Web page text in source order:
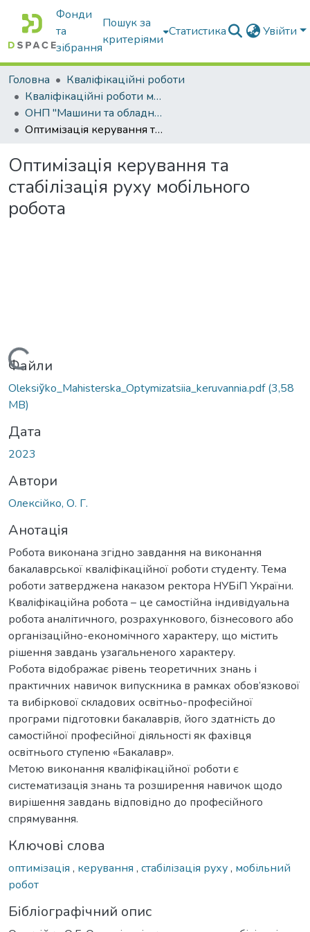
Фонди
та
зібрання
Пошук за
критеріями
Статистика Увійти
Головна
Кваліфікаційні роботи
Кваліфікаційні роботи магістрів
ОНП "Машини та обладнання сільськогосподарського виробництва"
Оптимізація керування та стабілізація руху мобільного робота
Оптимізація керування та
стабілізація руху мобільного
робота
Вантажиться...
Файли
Oleksiy̆ko_Мahisterska_Optymizatsiia_keruvannia.pdf(3,58
MB)
Дата
2023
Автори
Олексійко, О. Г.
Анотація
Робота виконана згідно завдання на виконання
бакалаврської кваліфікаційної роботи студенту. Тема
роботи затверджена наказом ректора НУБіП України.
Кваліфікаційна робота – це самостійна індивідуальна
робота аналітичного, розрахункового, бізнесового або
організаційно-економічного характеру, що містить
рішення завдань узагальненого характеру.
Робота відображає рівень теоретичних знань і
практичних навичок випускника в рамках обов’язкової
та вибіркової складових освітньо-професійної
програми підготовки бакалаврів, його здатність до
самостійної професійної діяльності як фахівця
освітнього ступеню «Бакалавр».
Метою виконання кваліфікаційної роботи є
систематизація знань та розширення навичок щодо
вирішення завдань відповідно до професійного
спрямування.
Ключові слова
оптимізація , керування , стабілізація руху, мобільний
робот
Бібліографічний опис